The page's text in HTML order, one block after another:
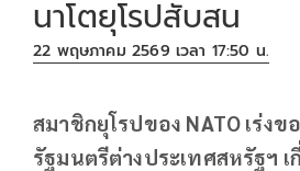
นาโตยุโรปสับสน
22 พฤษภาคม 2569 เวลา 17:50 น.
สมาชิกยุโรปของ NATO เร่ง
รัฐมนตรีต่างประเทศสหรัฐฯ เ